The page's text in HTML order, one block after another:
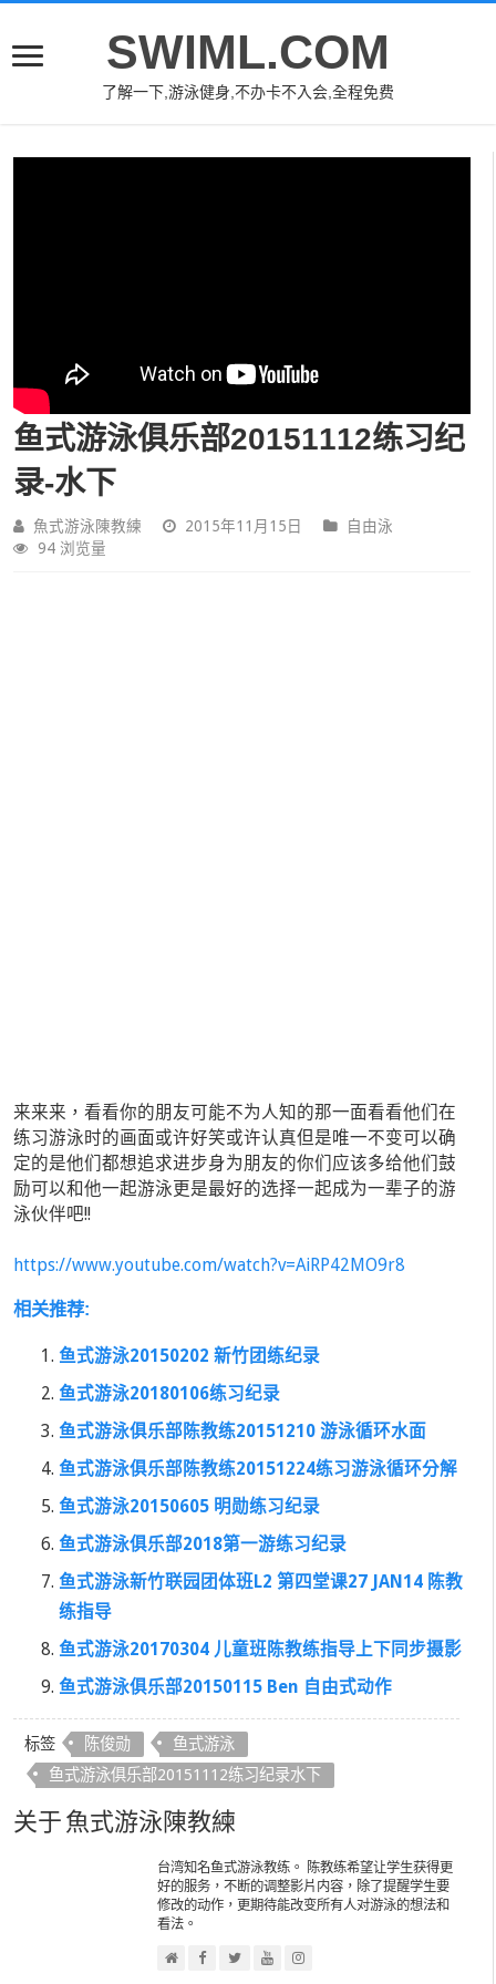
SWIML.COM
了解一下,游泳健身,不办卡不入会,全程免费
鱼式游泳俱乐部20151112练习纪
录-水下
魚式游泳陳教練 2015年11月15日
自由泳
94 浏览量
来来来，看看你的朋友可能不为人知的那一面看看他们在
练习游泳时的画面或许好笑或许认真但是唯一不变可以确
定的是他们都想追求进步身为朋友的你们应该多给他们鼓
励可以和他一起游泳更是最好的选择一起成为一辈子的游
泳伙伴吧!!
https://www.youtube.com/watch?v=AiRP42MO9r8
相关推荐:
鱼式游泳20150202 新竹团练纪录
鱼式游泳20180106练习纪录
鱼式游泳俱乐部陈教练20151210 游泳循环水面
鱼式游泳俱乐部陈教练20151224练习游泳循环分解
鱼式游泳20150605 明勋练习纪录
鱼式游泳俱乐部2018第一游练习纪录
鱼式游泳新竹联园团体班L2 第四堂课27 JAN14 陈教
练指导
鱼式游泳20170304 儿童班陈教练指导上下同步摄影
鱼式游泳俱乐部20150115 Ben 自由式动作
标签 陈俊勋
鱼式游泳
鱼式游泳俱乐部20151112练习纪录水下
关于 魚式游泳陳教練
台湾知名鱼式游泳教练。 陈教练希望让学生获得更
好的服务，不断的调整影片内容，除了提醒学生要
修改的动作，更期待能改变所有人对游泳的想法和
看法。